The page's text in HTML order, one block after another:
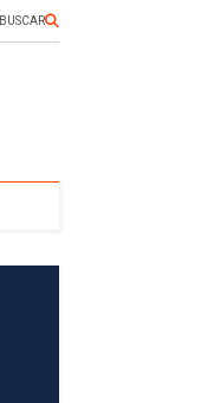
BUSCAR